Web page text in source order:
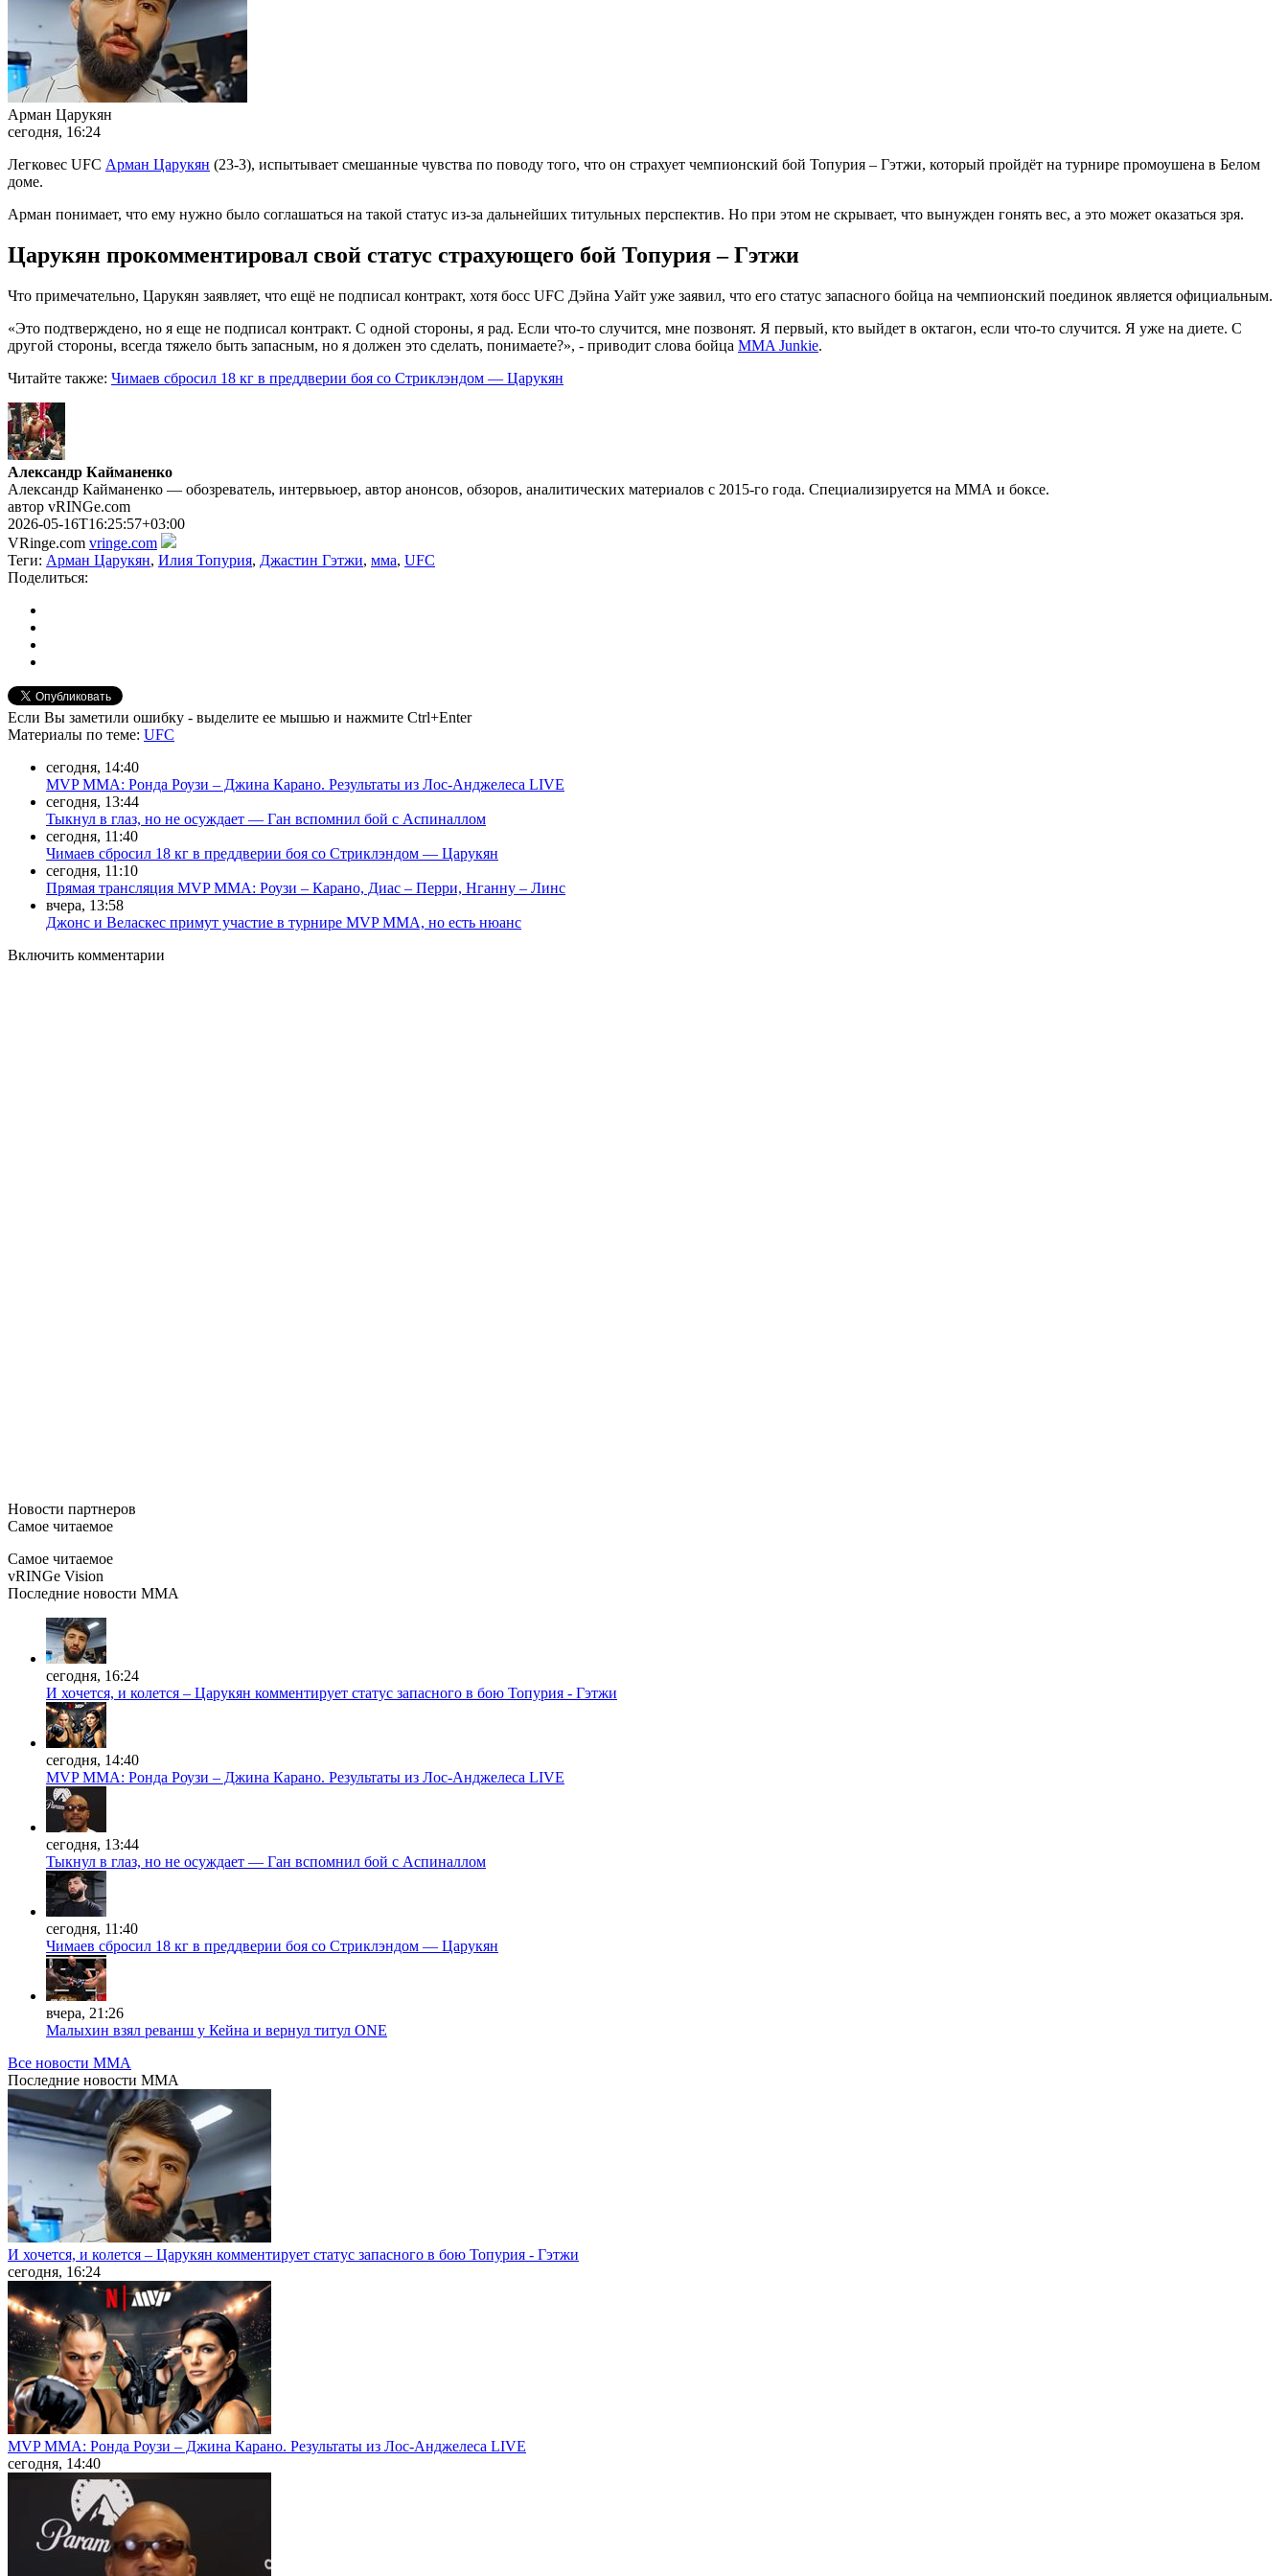
Арман Царукян
сегодня, 16:24
Легковес UFC Арман Царукян (23-3), испытывает смешанные чувства по поводу того, что он страхует чемпионский бой Топурия – Гэтжи, который пройдёт на турнире промоушена в Белом
доме.
Арман понимает, что ему нужно было соглашаться на такой статус из-за дальнейших титульных перспектив. Но при этом не скрывает, что вынужден гонять вес, а это может оказаться зря.
Царукян прокомментировал свой статус страхующего бой Топурия – Гэтжи
Что примечательно, Царукян заявляет, что ещё не подписал контракт, хотя босс UFC Дэйна Уайт уже заявил, что его статус запасного бойца на чемпионский поединок является официальным.
«Это подтверждено, но я еще не подписал контракт. С одной стороны, я рад. Если что-то случится, мне позвонят. Я первый, кто выйдет в октагон, если что-то случится. Я уже на диете. С
другой стороны, всегда тяжело быть запасным, но я должен это сделать, понимаете?», - приводит слова бойца MMA Junkie.
Читайте также: Чимаев сбросил 18 кг в преддверии боя со Стриклэндом — Царукян
Александр Кайманенко
Александр Кайманенко — обозреватель, интервьюер, автор анонсов, обзоров, аналитических материалов с 2015-го года. Специализируется на ММА и боксе.
автор vRINGe.com
2026-05-16T16:25:57+03:00
VRinge.com vringe.com
Теги: Арман Царукян, Илия Топурия, Джастин Гэтжи, мма, UFC
Поделиться:
Если Вы заметили ошибку - выделите ее мышью и нажмите Ctrl+Enter
Материалы по теме: UFC
сегодня, 14:40
MVP MMA: Ронда Роузи – Джина Карано. Результаты из Лос-Анджелеса LIVE
сегодня, 13:44
Тыкнул в глаз, но не осуждает — Ган вспомнил бой с Аспиналлом
сегодня, 11:40
Чимаев сбросил 18 кг в преддверии боя со Стриклэндом — Царукян
сегодня, 11:10
Прямая трансляция MVP MMA: Роузи – Карано, Диас – Перри, Нганну – Линс
вчера, 13:58
Джонс и Веласкес примут участие в турнире MVP MMA, но есть нюанс
Включить комментарии
Новости партнеров
Самое читаемое
Самое читаемое
vRINGe Vision
Последние новости MMA
сегодня, 16:24
И хочется, и колется – Царукян комментирует статус запасного в бою Топурия - Гэтжи
сегодня, 14:40
MVP MMA: Ронда Роузи – Джина Карано. Результаты из Лос-Анджелеса LIVE
сегодня, 13:44
Тыкнул в глаз, но не осуждает — Ган вспомнил бой с Аспиналлом
сегодня, 11:40
Чимаев сбросил 18 кг в преддверии боя со Стриклэндом — Царукян
вчера, 21:26
Малыхин взял реванш у Кейна и вернул титул ONE
Все новости MMA
Последние новости MMA
И хочется, и колется – Царукян комментирует статус запасного в бою Топурия - Гэтжи
сегодня, 16:24
MVP MMA: Ронда Роузи – Джина Карано. Результаты из Лос-Анджелеса LIVE
сегодня, 14:40